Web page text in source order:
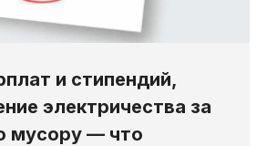
и стипендий,
электричества за
мусору — что